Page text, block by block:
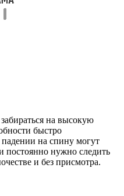
на высокую
быстро
падении на спину могут
постоянно нужно следить
и без присмотра.